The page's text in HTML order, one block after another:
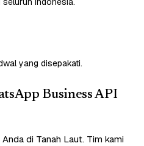
yang disepakati.
Business API
di Tanah Laut. Tim kami